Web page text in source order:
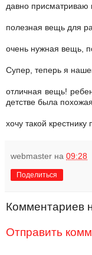
давно присматриваю
полезная вещь для
очень нужная вещь,
Супер, теперь я
отличная вещь!
детстве была
хочу такой крестнику
webmaster на 09:28
Поделиться
Комментариев
Отправить